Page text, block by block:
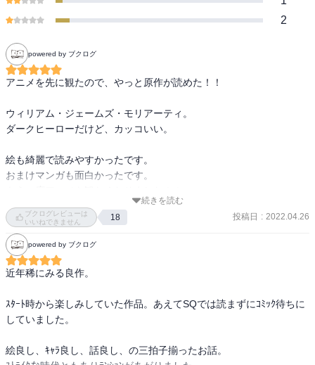
2
powered by ブクログ
アニメを先に観たので、やっと原作が読めた！！
ウィリアム・ジェームズ・モリアーティ。
ダークヒーローだけど、カッコいい。
絵も綺麗で読みやすかったです。
おまけマンガも面白かったです。
続きを読む
ブクログレビューは
いいねできません
18 投稿日 : 2022.04.26
powered by ブクログ
近年稀にみる良作。
ｽﾀｰﾄ時から楽しみしていた作品。あえてSQでは読まずにｺﾐｯｸ待ちに
していました。
絵良し、ｷｬﾗ良し、話良し、の三拍子揃ったお話。